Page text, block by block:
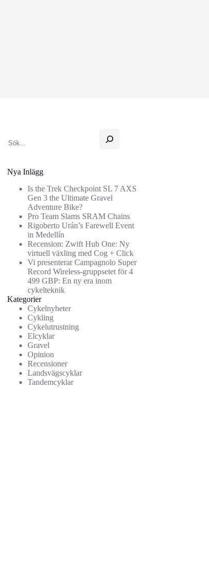
Nya Inlägg
Is the Trek Checkpoint SL 7 AXS
Gen 3 the Ultimate Gravel
Adventure Bike?
Pro Team Slams SRAM Chains
Rigoberto Urán’s Farewell Event
in Medellín
Recension: Zwift Hub One: Ny
virtuell växling med Cog + Click
Vi presenterar Campagnolo Super
Record Wireless-gruppsetet för 4
499 GBP: En ny era inom
cykelteknik
Kategorier
Cykelnyheter
Cykling
Cykelutrustning
Elcyklar
Gravel
Opinion
Recensioner
Landsvägscyklar
Tandemcyklar